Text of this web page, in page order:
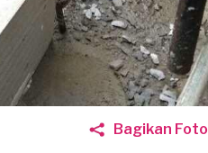
Bagikan Foto